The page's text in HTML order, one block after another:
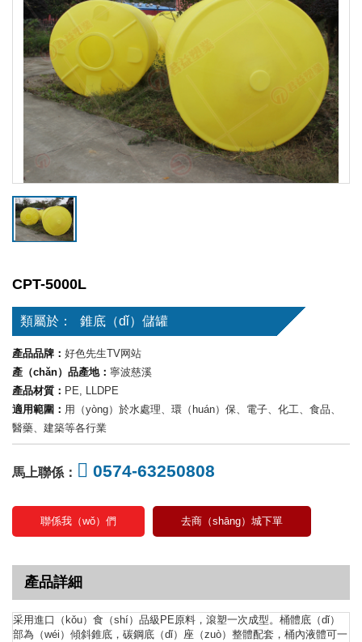
CPT-5000L
類屬於： 錐底（dǐ）儲罐
產品品牌： 好色先生TV网站
產（chǎn）品產地： 寧波慈溪
產品材質： PE, LLDPE
適用範圍： 用（yòng）於水處理、環（huán）保、電子、化工、食品、
醫藥、建築等各行業
馬上聯係： 0574-63250808
聯係我（wǒ）們 去商（shāng）城下單
產品詳細
采用進口（kǒu）食（shí）品級PE原料，滾塑一次成型。桶體底（dǐ）
部為（wéi）傾斜錐底，碳鋼底（dǐ）座（zuò）整體配套，桶內液體可一